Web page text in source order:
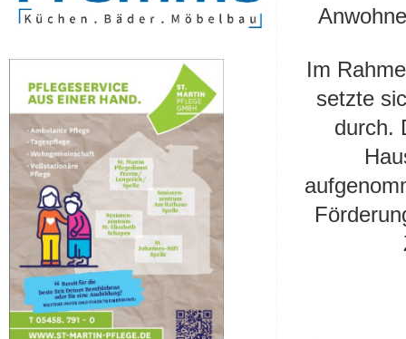
Im
setzte
durch.